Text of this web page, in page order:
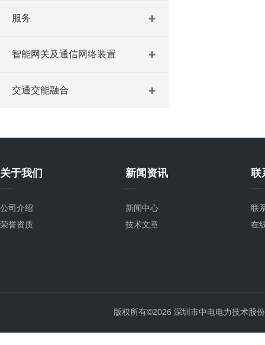
服务
智能网关及通信网络装置
交通交能融合
关于我们
公司介绍
荣誉资质
新闻资讯
新闻中心
技术文章
联
联
在
版权所有©2026 深圳市中电电力技术股